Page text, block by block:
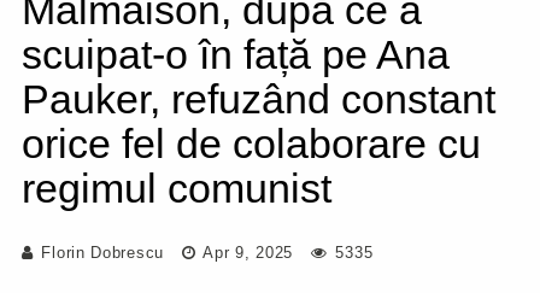
Malmaison, după ce a
scuipat-o în față pe Ana
Pauker, refuzând constant
orice fel de colaborare cu
regimul comunist
Florin Dobrescu Apr 9, 2025 5335